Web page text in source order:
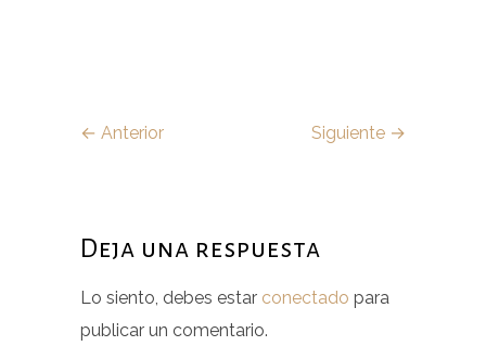
← Anterior Siguiente →
Deja una respuesta
Lo siento, debes estar conectado para
publicar un comentario.